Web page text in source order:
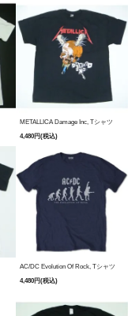
METALLICA Damage Inc, Tシャツ
4,480円(税込)
AC/DC Evolution Of Rock, Tシャツ
4,480円(税込)